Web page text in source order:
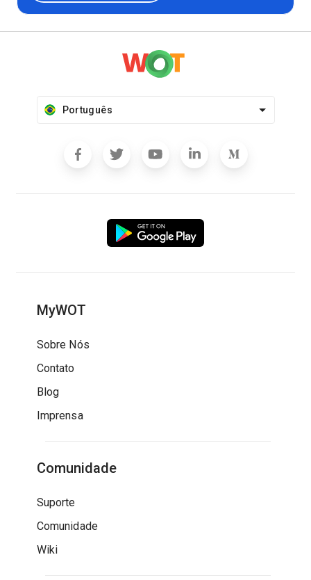
Português
MyWOT
Sobre Nós
Contato
Blog
Imprensa
Comunidade
Suporte
Comunidade
Wiki